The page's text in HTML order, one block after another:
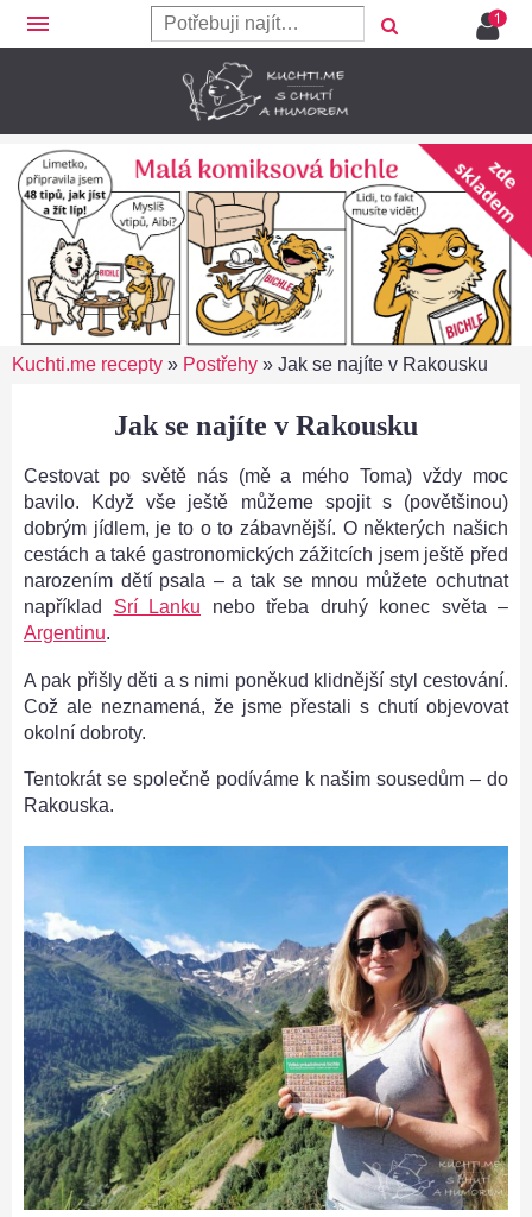
menu
Kuchti.me recepty » Postřehy » Jak se najíte v Rakousku
Jak se najíte v Rakousku
Cestovat po světě nás (mě a mého Toma) vždy moc
bavilo. Když vše ještě můžeme spojit s (povětšinou)
dobrým jídlem, je to o to zábavnější. O některých našich
cestách a také gastronomických zážitcích jsem ještě před
narozením dětí psala – a tak se mnou můžete ochutnat
například Srí Lanku nebo třeba druhý konec světa –
Argentinu.
A pak přišly děti a s nimi poněkud klidnější styl cestování.
Což ale neznamená, že jsme přestali s chutí objevovat
okolní dobroty.
Tentokrát se společně podíváme k našim sousedům – do
Rakouska.